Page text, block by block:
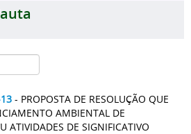
- PROPOSTA DE RESOLUÇÃO QUE
AMBIENTAL DE
ATIVIDADES DE SIGNIFICATIVO